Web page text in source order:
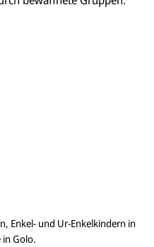
Enkel- und Ur-Enkelkindern in
Golo.